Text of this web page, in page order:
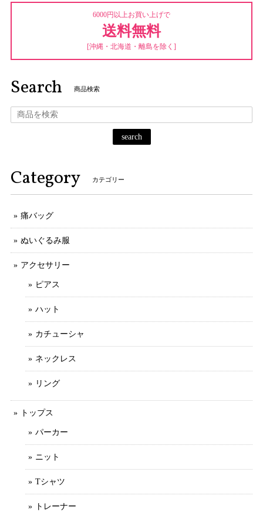
6000円以上お買い上げで
送料無料
[沖縄・北海道・離島を除く]
Search 商品検索
search
Category カテゴリー
痛バッグ
ぬいぐるみ服
アクセサリー
ピアス
ハット
カチューシャ
ネックレス
リング
トップス
パーカー
ニット
Tシャツ
トレーナー